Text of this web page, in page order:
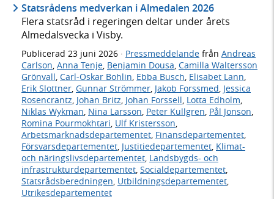
Statsrådens medverkan i Almedalen 2026
Flera statsråd i regeringen deltar under årets
Almedalsvecka i Visby.
Publicerad 23 juni 2026 · Pressmeddelande från Andreas
Carlson Anna Tenje Benjamin Dousa Camilla Waltersson
Grönvall Carl-Oskar Bohlin Ebba Busch Elisabet Lann
Erik Slottner Gunnar Strömmer Jakob Forssmed Jessica
Rosencrantz Johan Britz Johan Forssell Lotta Edholm
Niklas Wykman Nina Larsson Peter Kullgren Pål Jonson
Romina Pourmokhtari Ulf Kristersson
Arbetsmarknadsdepartementet Finansdepartementet
Försvarsdepartementet Justitiedepartementet Klimat-
och näringslivsdepartementet Landsbygds- och
infrastrukturdepartementet Socialdepartementet
Statsrådsberedningen Utbildningsdepartementet
Utrikesdepartementet